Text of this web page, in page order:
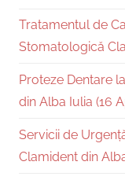
Tratamentul de
Stomatologică
Proteze Dentare
din Alba Iulia (16
Servicii de
Clamident din